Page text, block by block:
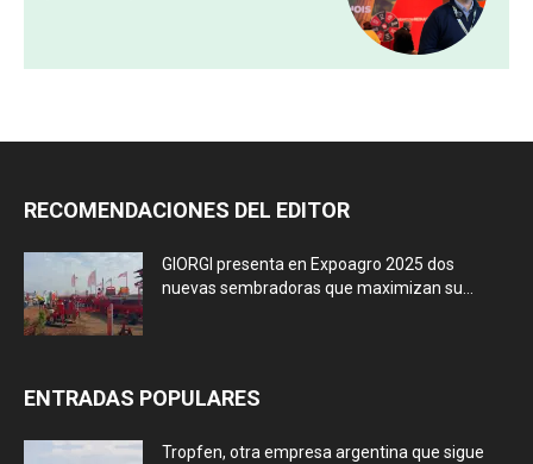
RECOMENDACIONES DEL EDITOR
GIORGI presenta en Expoagro 2025 dos
nuevas sembradoras que maximizan su...
ENTRADAS POPULARES
Tropfen, otra empresa argentina que sigue